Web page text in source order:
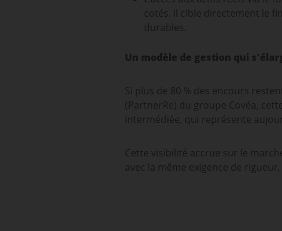
cotés. Il cible directement le
durables.
Un modèle de gestion qui
Si plus de 80 % des encours
(PartnerRe) du groupe Covéa,
intermédiée, qui représente
Cette visibilité accrue sur le
avec la même exigence de